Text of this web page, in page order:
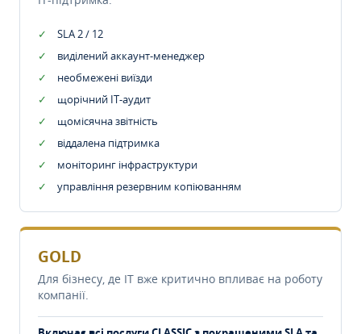
SLA 2 / 12
виділений аккаунт-менеджер
необмежені виїзди
щорічний IT-аудит
щомісячна звітність
віддалена підтримка
моніторинг інфраструктури
управління резервним копіюванням
GOLD
Для бізнесу, де IT вже критично впливає на роботу
компанії.